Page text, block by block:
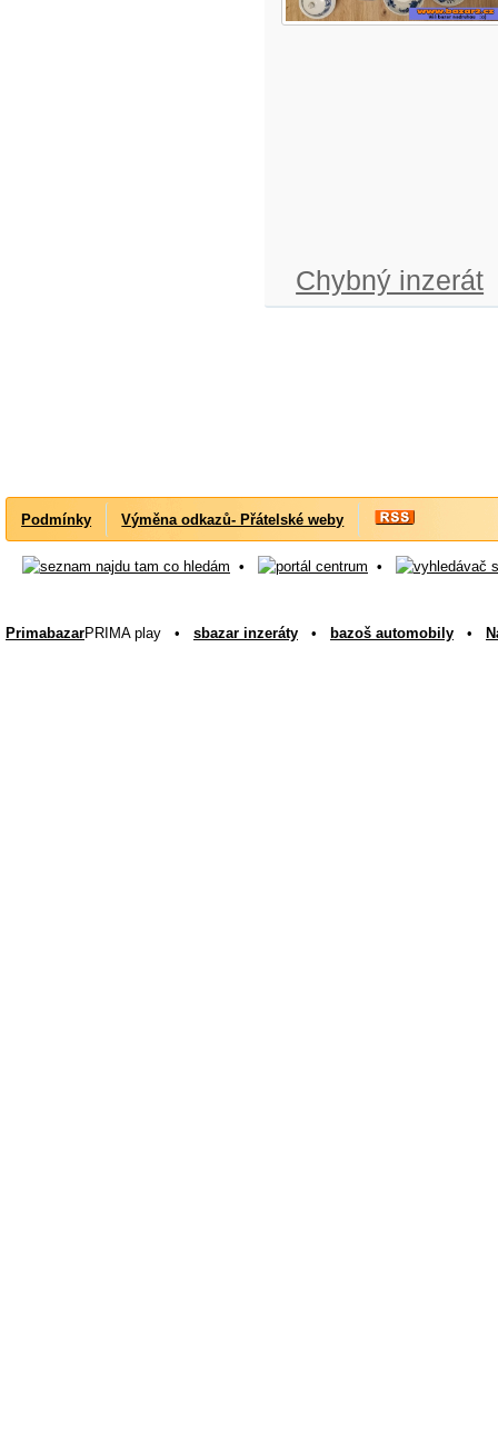
Chybný inzerát
Podmínky Výměna odkazů- Přátelské weby
• •
PrimabazarPRIMA play • sbazar inzeráty • bazoš automobily •